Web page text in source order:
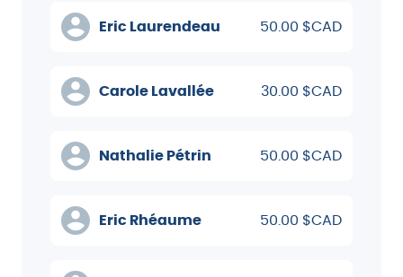
Eric Laurendeau 50.00 $CAD
Carole Lavallée 30.00 $CAD
Nathalie Pétrin 50.00 $CAD
Eric Rhéaume 50.00 $CAD